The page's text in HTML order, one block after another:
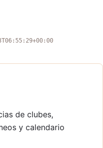
de clubes,
y calendario